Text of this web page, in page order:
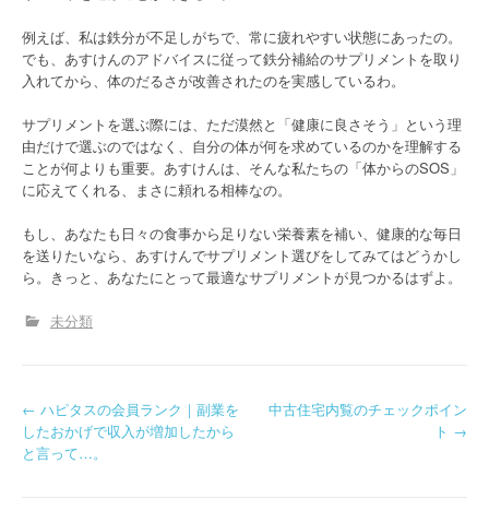
例えば、私は鉄分が不足しがちで、常に疲れやすい状態にあったの。
でも、あすけんのアドバイスに従って鉄分補給のサプリメントを取り
入れてから、体のだるさが改善されたのを実感しているわ。
サプリメントを選ぶ際には、ただ漠然と「健康に良さそう」という理
由だけで選ぶのではなく、自分の体が何を求めているのかを理解する
ことが何よりも重要。あすけんは、そんな私たちの「体からのSOS」
に応えてくれる、まさに頼れる相棒なの。
もし、あなたも日々の食事から足りない栄養素を補い、健康的な毎日
を送りたいなら、あすけんでサプリメント選びをしてみてはどうかし
ら。きっと、あなたにとって最適なサプリメントが見つかるはずよ。
未分類
P
o
← ハピタスの会員ランク｜副業を
したおかげで収入が増加したから
と言って…。
中古住宅内覧のチェックポイン
ト →